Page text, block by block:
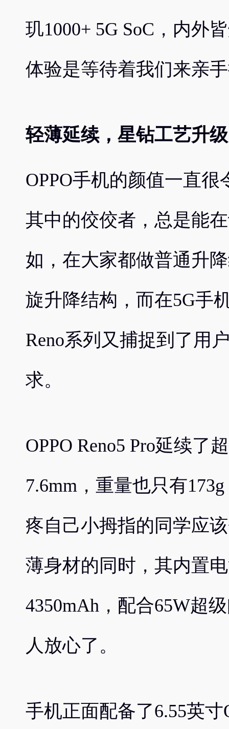
玑1000+ 5G SoC，内外
体验是等待着我们来亲
轻薄延续，星钻工艺升级
OPPO手机的颜值一直
其中的佼佼者，总是能
如，在大家都做普通升
旋升降结构，而在5G手
Reno系列又捕捉到了用
求。
OPPO Reno5 Pro延续了
7.6mm，重量也只有
疼自己小拇指的同学应
薄身材的同时，其内置
4350mAh，配合65W超
人放心了。
手机正面配备了6.55英